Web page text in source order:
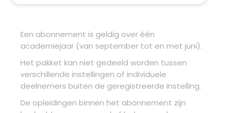
Een abonnement is geldig over één
academiejaar (van september tot en met juni).
Het pakket kan niet gedeeld worden tussen
verschillende instellingen of individuele
deelnemers buiten de geregistreerde instelling.
De opleidingen binnen het abonnement zijn